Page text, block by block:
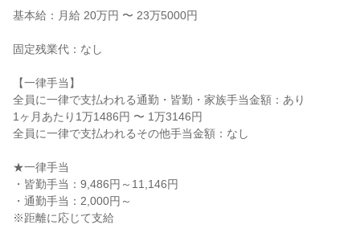
基本給：月給 20万円 〜 23万5000円
固定残業代：なし
【一律手当】
全員に一律で支払われる通勤・皆勤・家族手当金額：あり
1ヶ月あたり1万1486円 〜 1万3146円
全員に一律で支払われるその他手当金額：なし
★一律手当
・皆勤手当：9,486円～11,146円
・通勤手当：2,000円～
※距離に応じて支給